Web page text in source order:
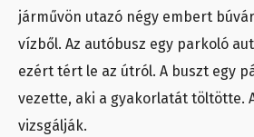
járművön utazó négy embert
vízből. Az autóbusz egy parkoló
ezért tért le az útról. A buszt egy
vezette, aki a gyakorlatát töltötte.
vizsgálják.